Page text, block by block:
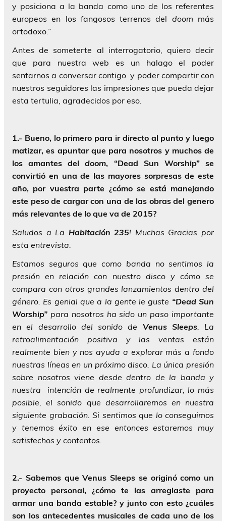
y posiciona a la banda como uno de los referentes
europeos en los fangosos terrenos del doom más
ortodoxo.”
Antes de someterte al interrogatorio, quiero decir
que para nuestra web es un halago el poder
sentarnos a conversar contigo y poder compartir con
nuestros seguidores las impresiones que pueda dejar
esta tertulia, agradecidos por eso.
1.- Bueno, lo primero para ir directo al punto y luego
matizar, es apuntar que para nosotros y muchos de
los amantes deldoom, “Dead Sun Worship” se
convirtió en una de las mayores sorpresas de este
año, por vuestra parte ¿cómo se está manejando
este peso de cargar con una de las obras del genero
más relevantes de lo que va de 2015?
Saludos a La Habitación 235! Muchas Gracias por
esta entrevista.
Estamos seguros que como banda no sentimos la
presión en relación con nuestro disco y cómo se
compara con otros grandes lanzamientos dentro del
género. Es genial que a la gente le guste “Dead Sun
Worship” para nosotros ha sido un paso importante
en el desarrollo del sonido de Venus Sleeps. La
retroalimentación positiva y las ventas están
realmente bien y nos ayuda a explorar más a fondo
nuestras líneas en un próximo disco. La única presión
sobre nosotros viene desde dentro de la banda y
nuestra intención de realmente profundizar, lo más
posible, el sonido que desarrollaremos en nuestra
siguiente grabación. Si sentimos que lo conseguimos
y tenemos éxito en ese entonces estaremos muy
satisfechos y contentos.
2.- Sabemos que Venus Sleeps se originó como un
proyecto personal, ¿cómo te las arreglaste para
armar una banda estable? y junto con esto ¿cuáles
son los antecedentes musicales de cada uno de los